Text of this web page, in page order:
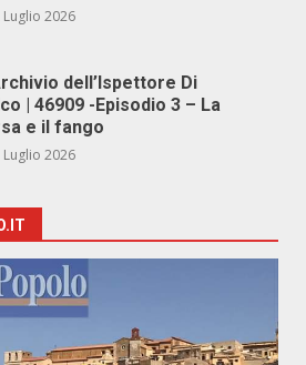
Luglio 2026
dell’Ispettore Di
| 46909 -Episodio 3 – La
e il fango
Luglio 2026